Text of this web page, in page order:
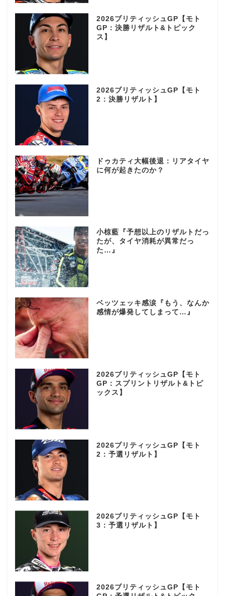
2026ブリティッシュGP【モト
GP：決勝リザルト&トピック
ス】
2026ブリティッシュGP【モト
2：決勝リザルト】
ドゥカティ大幅後退：リアタイヤ
に何が起きたのか？
小椋藍『予想以上のリザルトだっ
たが、タイヤ消耗が異常だっ
た…』
ベッツェッキ感涙『もう、なんか
感情が爆発してしまって…』
2026ブリティッシュGP【モト
GP：スプリントリザルト&トピ
ックス】
2026ブリティッシュGP【モト
2：予選リザルト】
2026ブリティッシュGP【モト
3：予選リザルト】
2026ブリティッシュGP【モト